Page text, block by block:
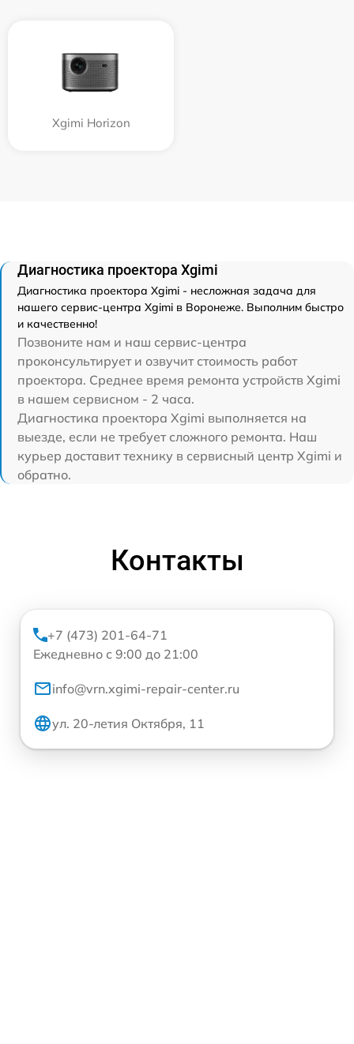
Xgimi Horizon
Диагностика проектора Xgimi
Диагностика проектора Xgimi - несложная задача для
нашего сервис-центра Xgimi в Воронеже. Выполним быстро
и качественно!
Позвоните нам и наш сервис-центра
проконсультирует и озвучит стоимость работ
проектора. Среднее время ремонта устройств Xgimi
в нашем сервисном - 2 часа.
Диагностика проектора Xgimi выполняется на
выезде, если не требует сложного ремонта. Наш
курьер доставит технику в сервисный центр Xgimi и
обратно.
Контакты
+7 (473) 201-64-71
Ежедневно с 9:00 до 21:00
info@vrn.xgimi-repair-center.ru
ул. 20-летия Октября, 11